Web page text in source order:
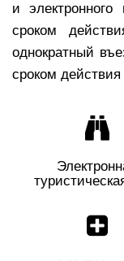
и электронного
сроком
однократный
сроком